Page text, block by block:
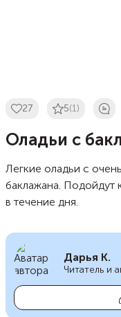
27 5(1)
Оладьи с
Легкие оладьи с
баклажана. Подойдут
в течение дня.
Дарья К.
Читатель и